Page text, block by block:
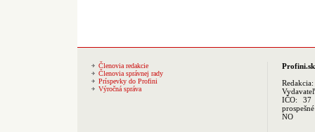
Členovia redakcie
Členovia správnej rady
Príspevky do Profini
Výročná správa
Profini.sk
Redakcia:
IČO: 37
NO